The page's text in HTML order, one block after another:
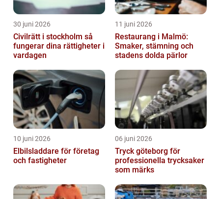
30 juni 2026
Civilrätt i stockholm så
fungerar dina rättigheter i
vardagen
11 juni 2026
Restaurang i Malmö:
Smaker, stämning och
stadens dolda pärlor
10 juni 2026
Elbilsladdare för företag
och fastigheter
06 juni 2026
Tryck göteborg för
professionella trycksaker
som märks